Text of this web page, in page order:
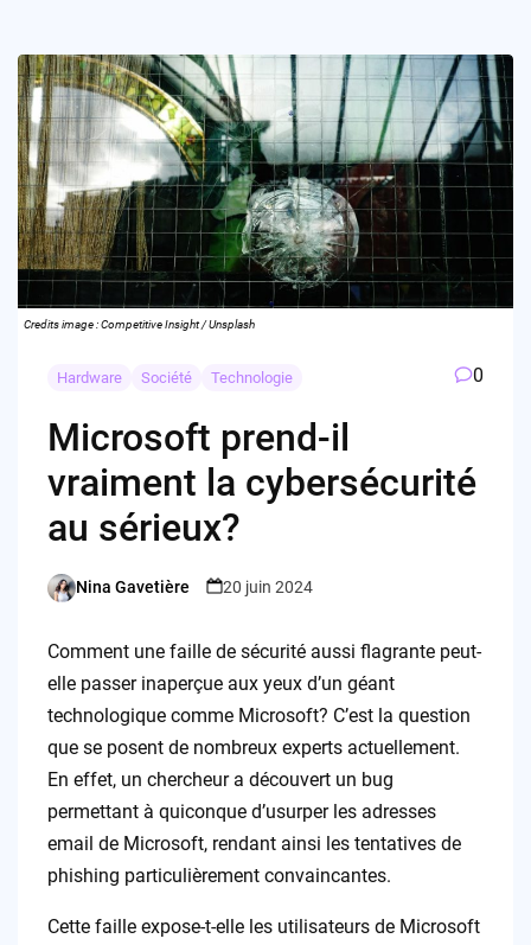
Credits image : Competitive Insight / Unsplash
Hardware Société Technologie 0
Microsoft prend-il
vraiment la cybersécurité
au sérieux?
Posted
Nina Gavetière 20 juin 2024
Comment une faille de sécurité aussi flagrante peut-
elle passer inaperçue aux yeux d’un géant
technologique comme Microsoft? C’est la question
que se posent de nombreux experts actuellement.
En effet, un chercheur a découvert un bug
permettant à quiconque d’usurper les adresses
email de Microsoft, rendant ainsi les tentatives de
phishing particulièrement convaincantes.
Cette faille expose-t-elle les utilisateurs de Microsoft